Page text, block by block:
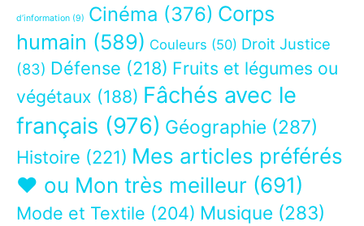
d’information (9) Cinéma (376) Corps
humain (589) Couleurs (50) Droit Justice
(83) Défense (218) Fruits et légumes ou
végétaux (188) Fâchés avec le
français (976) Géographie (287)
Histoire (221) Mes articles préférés
❤ ou Mon très meilleur (691)
Mode et Textile (204) Musique (283)